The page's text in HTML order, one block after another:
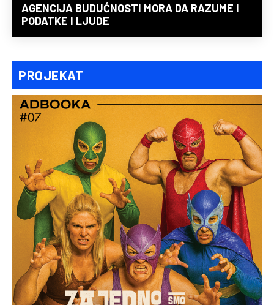
AGENCIJA BUDUĆNOSTI MORA DA RAZUME I
PODATKE I LJUDE
PROJEKAT